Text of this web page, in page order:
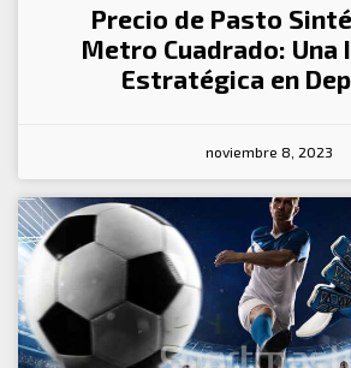
Precio de Pasto
Metro Cuadrado: Una
Estratégica en
noviembre 8, 2023